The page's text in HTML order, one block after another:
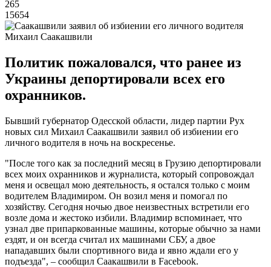
265
15654
Михаил Саакашвили
Политик пожаловался, что ранее из
Украины депортировали всех его
охранников.
Бывший губернатор Одесской области, лидер партии Рух
новых сил Михаил Саакашвили заявил об избиении его
личного водителя в ночь на воскресенье.
"После того как за последний месяц в Грузию депортировали
всех моих охранников и журналиста, который сопровождал
меня и освещал мою деятельность, я остался только с моим
водителем Владимиром. Он возил меня и помогал по
хозяйству. Сегодня ночью двое неизвестных встретили его
возле дома и жестоко избили. Владимир вспоминает, что
узнал две припаркованные машины, которые обычно за нами
ездят, и он всегда считал их машинами СБУ, а двое
нападавших были спортивного вида и явно ждали его у
подъезда", – сообщил Саакашвили в Facebook.